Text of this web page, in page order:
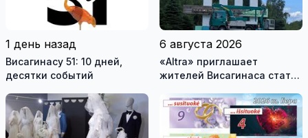
1 день назад
Висагинасу 51: 10 дней,
десятки событий
6 августа 2026
«Altra» приглашает
жителей Висагинаса стать
обновлённой стелы